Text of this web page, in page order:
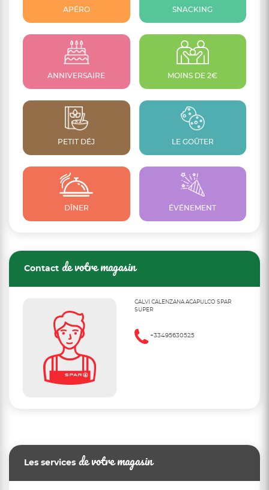
APÉRO SNACKING
ANNIVERSAIRE MOINS DE 2€
PETIT DÉJ LE GOÛTER
DÎNER ÉVÉNEMENT
Contact de votre magasin
CALVI CALENZANA ACAPULCO SPAR
SUPER
+33495630525
Les services de votre magasin